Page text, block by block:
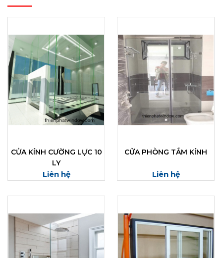
CỬA KÍNH CƯỜNG LỰC 10
LY
Liên hệ
CỬA PHÒNG TẮM KÍNH
Liên hệ